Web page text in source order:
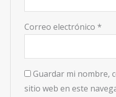
Correo electrónico *
Guardar mi nombre,
sitio web en este